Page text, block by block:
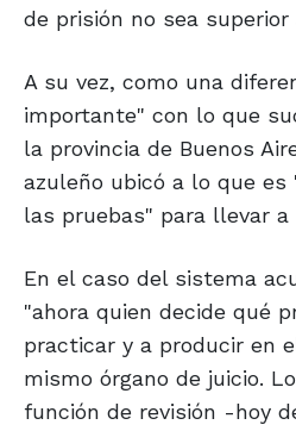
de prisión no sea
A su vez, como una
importante" con lo que
la provincia de Buenos
azuleño ubicó a lo que
las pruebas" para llevar a
En el caso del sistema
"ahora quien decide qué
practicar y a producir en
mismo órgano de juicio.
función de revisión -hoy